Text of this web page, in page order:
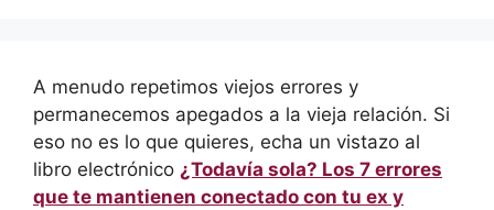
A menudo repetimos viejos errores y
permanecemos apegados a la vieja relación. Si
eso no es lo que quieres, echa un vistazo al
libro electrónico ¿Todavía sola? Los 7 errores
que te mantienen conectado con tu ex y